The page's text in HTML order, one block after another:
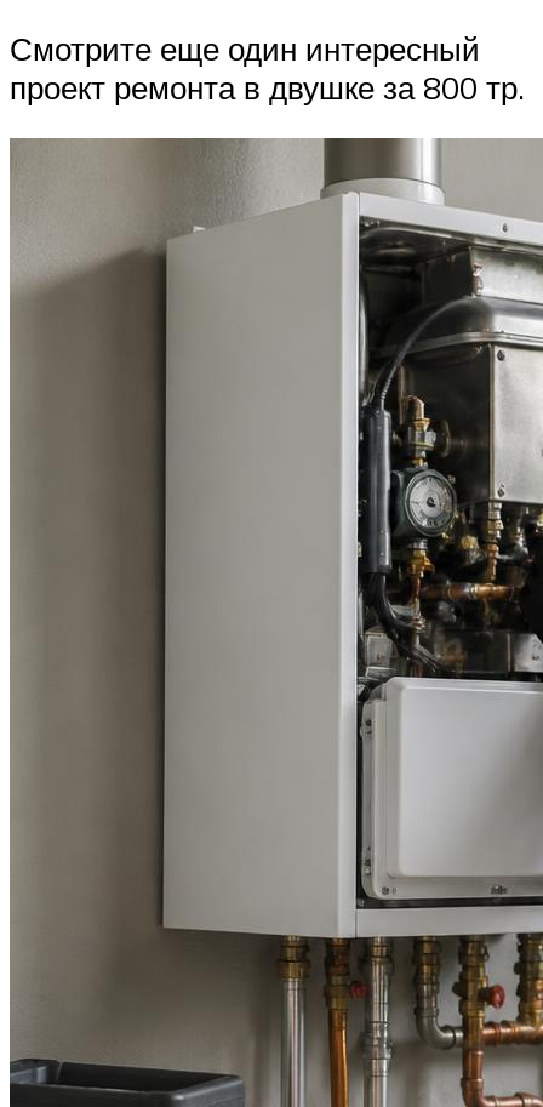
Смотрите еще один интересный
проект ремонта в двушке за 800 тр.